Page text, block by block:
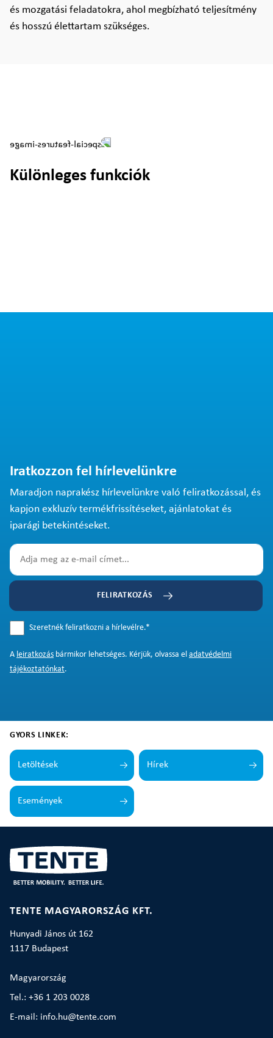
és mozgatási feladatokra, ahol megbízható teljesítmény
és hosszú élettartam szükséges.
Különleges funkciók
Iratkozzon fel hírlevelünkre
Maradjon naprakész hírlevelünkre való feliratkozással, és
kapjon exkluzív termékfrissítéseket, ajánlatokat és
iparági betekintéseket.
FELIRATKOZÁS
Szeretnék feliratkozni a hírlevélre.*
A leiratkozás bármikor lehetséges. Kérjük, olvassa el adatvédelmi
tájékoztatónkat.
GYORS LINKEK:
Letöltések Hírek
Események
TENTE MAGYARORSZÁG KFT.
Hunyadi János út 162
1117 Budapest
Magyarország
Tel.: +36 1 203 0028
E-mail: info.hu@tente.com